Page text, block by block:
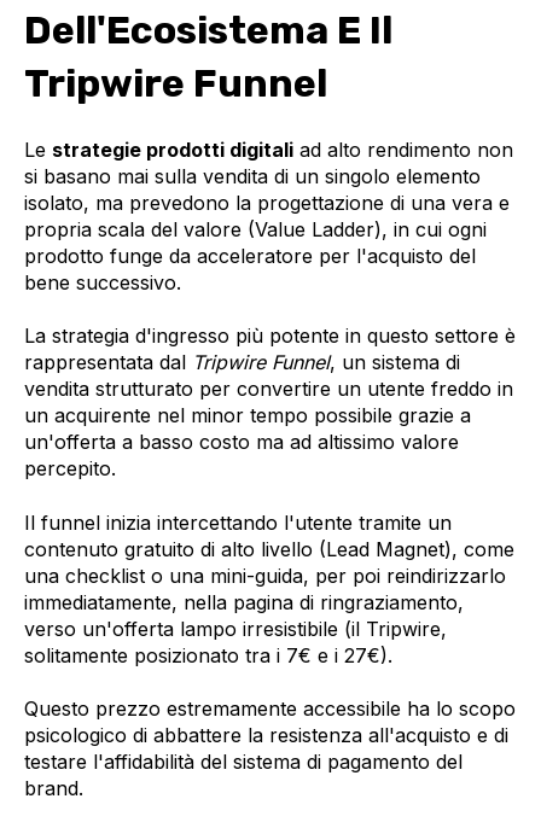
Dell'Ecosistema E Il
Tripwire Funnel
Le strategie prodotti digitali ad alto rendimento non
si basano mai sulla vendita di un singolo elemento
isolato, ma prevedono la progettazione di una vera e
propria scala del valore (Value Ladder), in cui ogni
prodotto funge da acceleratore per l'acquisto del
bene successivo.
La strategia d'ingresso più potente in questo settore è
rappresentata dal Tripwire Funnel, un sistema di
vendita strutturato per convertire un utente freddo in
un acquirente nel minor tempo possibile grazie a
un'offerta a basso costo ma ad altissimo valore
percepito.
Il funnel inizia intercettando l'utente tramite un
contenuto gratuito di alto livello (Lead Magnet), come
una checklist o una mini-guida, per poi reindirizzarlo
immediatamente, nella pagina di ringraziamento,
verso un'offerta lampo irresistibile (il Tripwire,
solitamente posizionato tra i 7€ e i 27€).
Questo prezzo estremamente accessibile ha lo scopo
psicologico di abbattere la resistenza all'acquisto e di
testare l'affidabilità del sistema di pagamento del
brand.